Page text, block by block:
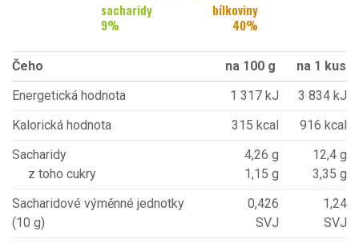
sacharidy
9%
bílkoviny
40%
Čeho na 100 g
na 1 kus
Energetická hodnota
1 317 kJ
3 834 kJ
Kalorická hodnota
315 kcal
916 kcal
Sacharidy
z toho cukry
4,26 g
1,15 g
12,4 g
3,35 g
Sacharidové výměnné jednotky
(10 g)
0,426
SVJ
1,24
SVJ